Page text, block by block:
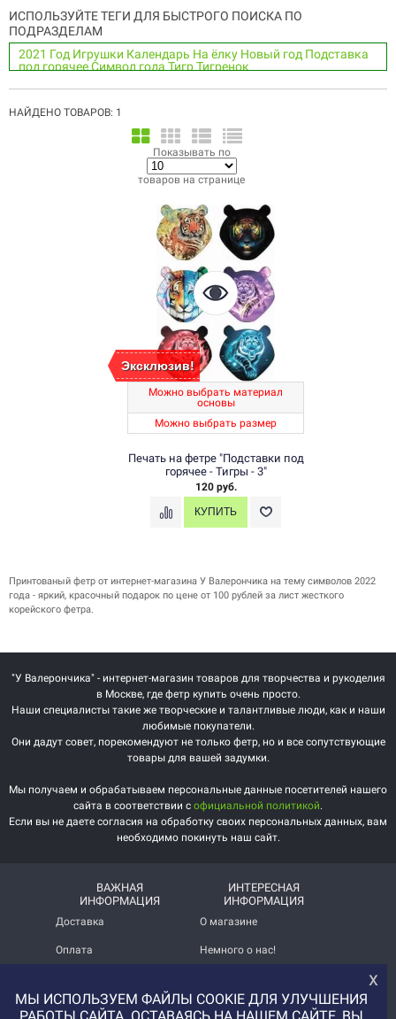
ИСПОЛЬЗУЙТЕ ТЕГИ ДЛЯ БЫСТРОГО ПОИСКА ПО
ПОДРАЗДЕЛАМ
2021 Год Игрушки Календарь На ёлку Новый год Подставка
под горячееСимвол годаТигрТигренок
НАЙДЕНО ТОВАРОВ: 1
Показывать по
товаров на странице
Эксклюзив!
Можно выбрать материал
основы
Можно выбрать размер
Печать на фетре "Подставки под
горячее - Тигры - 3"
120 руб.
Принтованый фетр от интернет-магазина У Валерончика на тему символов 2022
года - яркий, красочный подарок по цене от 100 рублей за лист жесткого
корейского фетра.
"У Валерончика" - интернет-магазин товаров для творчества и рукоделия
в Москве, где фетр купить очень просто.
Наши специалисты такие же творческие и талантливые люди, как и наши
любимые покупатели.
Они дадут совет, порекомендуют не только фетр, но и все сопутствующие
товары для вашей задумки.
Мы получаем и обрабатываем персональные данные посетителей нашего
сайта в соответствии с официальной политикой.
Если вы не даете согласия на обработку своих персональных данных, вам
необходимо покинуть наш сайт.
ВАЖНАЯ
ИНФОРМАЦИЯ
Доставка
Оплата
Политика
ИНТЕРЕСНАЯ
ИНФОРМАЦИЯ
О магазине
Немного о нас!
Услуга печати на фетре
х
МЫ ИСПОЛЬЗУЕМ ФАЙЛЫ COOKIE ДЛЯ УЛУЧШЕНИЯ
РАБОТЫ САЙТА. ОСТАВАЯСЬ НА НАШЕМ САЙТЕ, ВЫ